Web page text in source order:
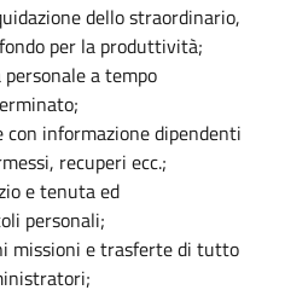
dello straordinario,
per la produttività;
personale a tempo
informazione dipendenti
recuperi ecc.;
e tenuta ed
personali;
missioni e trasferte di tutto